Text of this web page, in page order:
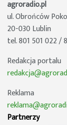
agroradio.pl
ul. Obrońców
20-030 Lublin
tel. 801 501 022 /
Redakcja portalu
Reklama
Partnerzy